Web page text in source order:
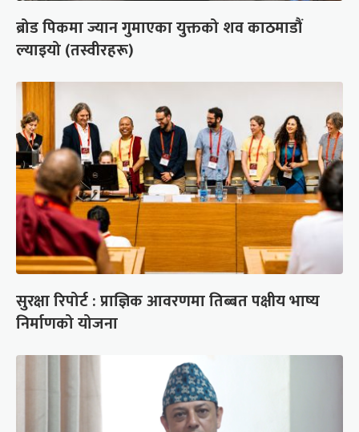
ब्रोड पिकमा ज्यान गुमाएका युक्तको शव काठमाडौं
ल्याइयो (तस्वीरहरू)
सुरक्षा रिपोर्ट : प्राज्ञिक आवरणमा तिब्बत पक्षीय भाष्य
निर्माणको योजना